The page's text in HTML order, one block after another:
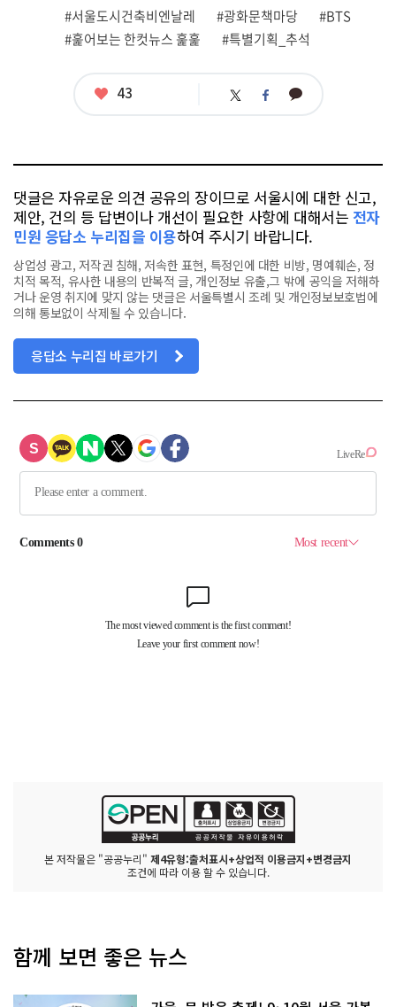
#서울도시건축비엔날레
#광화문책마당
#BTS
#훑어보는 한컷뉴스 훑훑
#특별기획_추석
좋
43 트 페 카
댓글은 자유로운 의견 공유의 장이므로 서울시에 대한 신고,
제안, 건의 등 답변이나 개선이 필요한 사항에 대해서는 전자
민원 응답소 누리집을 이용하여 주시기 바랍니다.
상업성 광고, 저작권 침해, 저속한 표현, 특정인에 대한 비방, 명예훼손, 정
치적 목적, 유사한 내용의 반복적 글, 개인정보 유출,그 밖에 공익을 저해하
거나 운영 취지에 맞지 않는 댓글은 서울특별시 조례 및 개인정보보호법에
의해 통보없이 삭제될 수 있습니다.
응답소 누리집 바로가기
본 저작물은 "공공누리" 제4유형:출처표시+상업적 이용금지+변경금지
조건에 따라 이용 할 수 있습니다.
함께 보면 좋은 뉴스